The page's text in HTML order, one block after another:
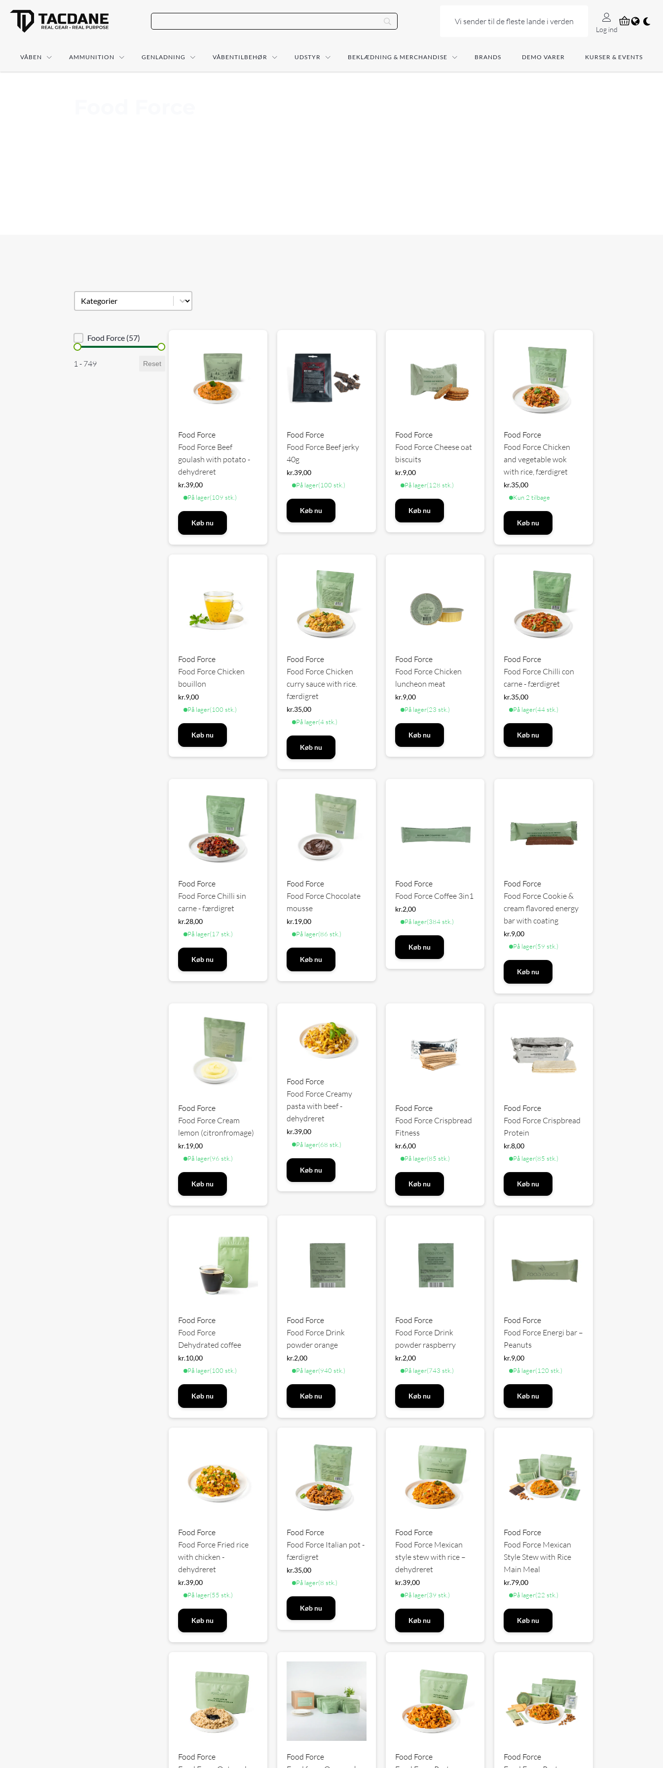
Vi sender til de fleste lande i verden
Log ind
VÅBEN AMMUNITION GENLADNING VÅBENTILBEHØR UDSTYR BEKLÆDNING & MERCHANDISE BRANDS DEMO VARER KURSER & EVENTS
Produkt kategori
Select content
Brand sortering
Food Force (57)
Priser
1 - 749 Reset
Food Force
Food Force Beef
goulash with potato -
dehydreret
kr.39,00
På lager(109 stk.)
Køb nu
Food Force
Food Force Beef jerky
40g
kr.39,00
På lager(100 stk.)
Køb nu
Food Force
Food Force Cheese oat
biscuits
kr.9,00
På lager(128 stk.)
Køb nu
Food Force
Food Force Chicken
and vegetable wok
with rice, færdigret
kr.35,00
Kun 2 tilbage
Køb nu
Food Force
Food Force Chicken
bouillon
kr.9,00
På lager(100 stk.)
Køb nu
Food Force
Food Force Chicken
curry sauce with rice.
færdigret
kr.35,00
På lager(4 stk.)
Køb nu
Food Force
Food Force Chicken
luncheon meat
kr.9,00
På lager(23 stk.)
Køb nu
Food Force
Food Force Chilli con
carne - færdigret
kr.35,00
På lager(44 stk.)
Køb nu
Food Force
Food Force Chilli sin
carne - færdigret
kr.28,00
På lager(17 stk.)
Køb nu
Food Force
Food Force Chocolate
mousse
kr.19,00
På lager(86 stk.)
Køb nu
Food Force
Food Force Coffee 3in1
kr.2,00
På lager(384 stk.)
Køb nu
Food Force
Food Force Cookie &
cream flavored energy
bar with coating
kr.9,00
På lager(59 stk.)
Køb nu
Food Force
Food Force Cream
lemon (citronfromage)
kr.19,00
På lager(96 stk.)
Køb nu
Food Force
Food Force Creamy
pasta with beef -
dehydreret
kr.39,00
På lager(68 stk.)
Køb nu
Food Force
Food Force Crispbread
Fitness
kr.6,00
På lager(85 stk.)
Køb nu
Food Force
Food Force Crispbread
Protein
kr.8,00
På lager(85 stk.)
Køb nu
Food Force
Food Force
Dehydrated coffee
kr.10,00
På lager(100 stk.)
Køb nu
Food Force
Food Force Drink
powder orange
kr.2,00
På lager(940 stk.)
Køb nu
Food Force
Food Force Drink
powder raspberry
kr.2,00
På lager(743 stk.)
Køb nu
Food Force
Food Force Energi bar –
Peanuts
kr.9,00
På lager(120 stk.)
Køb nu
Food Force
Food Force Fried rice
with chicken -
dehydreret
kr.39,00
På lager(55 stk.)
Køb nu
Food Force
Food Force Italian pot -
færdigret
kr.35,00
På lager(8 stk.)
Køb nu
Food Force
Food Force Mexican
style stew with rice –
dehydreret
kr.39,00
På lager(39 stk.)
Køb nu
Food Force
Food Force Mexican
Style Stew with Rice
Main Meal
kr.79,00
På lager(22 stk.)
Køb nu
Food Force
Food Force
Food Force
Food Force